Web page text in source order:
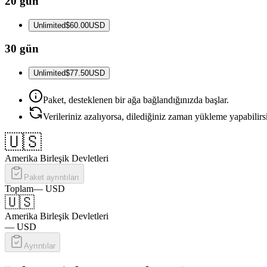
Unlimited$60.00USD
30 gün
Unlimited$77.50USD
Paket, desteklenen bir ağa bağlandığınızda başlar.
Verileriniz azalıyorsa, dilediğiniz zaman yükleme
🇺🇸
Amerika Birleşik Devletleri
Paket ayrıntıları
Toplam— USD
🇺🇸
Amerika Birleşik Devletleri
— USD
Ayrıntılar